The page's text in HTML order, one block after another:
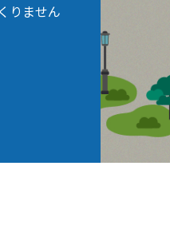
りません